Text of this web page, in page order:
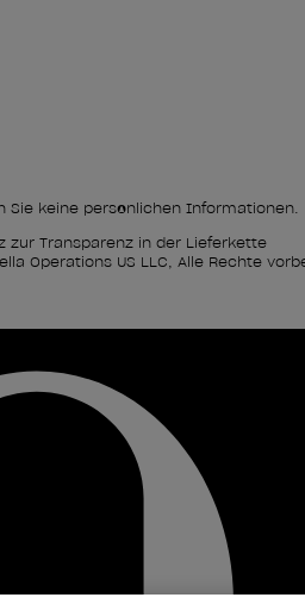
Sie keine persönlichen Informationen.
zur Transparenz in der Lieferkette
Operations US LLC, Alle Rechte